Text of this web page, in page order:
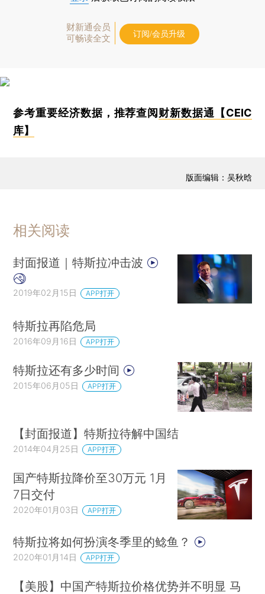
财新通会员
可畅读全文
订阅/会员升级
参考重要经济数据，推荐查阅 财新数据通【CEIC
库】
版面编辑：吴秋晗
相关阅读
封面报道｜特斯拉冲击波
2019年02月15日 APP打开
特斯拉再陷危局
2016年09月16日 APP打开
特斯拉还有多少时间
2015年06月05日 APP打开
【封面报道】特斯拉待解中国结
2014年04月25日 APP打开
国产特斯拉降价至30万元 1月
7日交付
2020年01月03日 APP打开
特斯拉将如何扮演冬季里的鲶鱼？
2020年01月14日 APP打开
【美股】中国产特斯拉价格优势并不明显 马